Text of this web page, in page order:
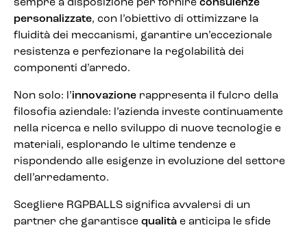
sempre a disposizione per fornire consulenze
personalizzate, con l’obiettivo di ottimizzare la
fluidità dei meccanismi, garantire un’eccezionale
resistenza e perfezionare la regolabilità dei
componenti d’arredo.
Non solo: l’innovazione rappresenta il fulcro della
filosofia aziendale: l’azienda investe continuamente
nella ricerca e nello sviluppo di nuove tecnologie e
materiali, esplorando le ultime tendenze e
rispondendo alle esigenze in evoluzione del settore
dell’arredamento.
Scegliere RGPBALLS significa avvalersi di un
partner che garantisce qualità e anticipa le sfide